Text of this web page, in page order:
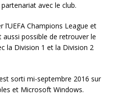
avec le club.
Champions League et
aussi possible de retrouver le
la Division 1 et la Division 2
sorti mi-septembre 2016 sur
et Microsoft Windows.